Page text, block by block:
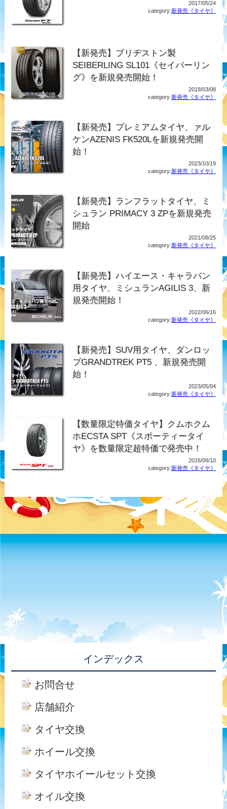
2017/05/24
category:新発売《タイヤ》
【新発売】ブリヂストン製
SEIBERLING SL101《セイバーリン
グ》を新規発売開始！
2018/03/08
category:新発売《タイヤ》
【新発売】プレミアムタイヤ、ァル
ケンAZENIS FK520Lを新規発売開
始！
2023/10/19
category:新発売《タイヤ》
【新発売】ランフラットタイヤ、ミ
シュラン PRIMACY 3 ZPを新規発売
開始
2021/08/25
category:新発売《タイヤ》
【新発売】ハイエース・キャラバン
用タイヤ、ミシュランAGILIS 3、新
規発売開始！
2022/06/16
category:新発売《タイヤ》
【新発売】SUV用タイヤ、ダンロッ
プGRANDTREK PT5 、新規発売開
始！
2023/05/04
category:新発売《タイヤ》
【数量限定特価タイヤ】クムホクム
ホECSTA SPT《スポーティータイ
ヤ》を数量限定超特価で発売中！
2016/09/10
category:新発売《タイヤ》
インデックス
お問合せ
店舗紹介
タイヤ交換
ホイール交換
タイヤホイールセット交換
オイル交換